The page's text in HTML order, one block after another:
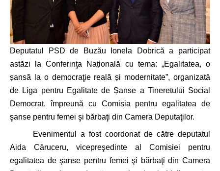
Deputatul PSD de Buzău Ionela Dobrică a participat
astăzi la Conferinţa Națională cu tema: „Egalitatea, o
șansă la o democraţie reală și modernitate”, organizată
de Liga pentru Egalitate de Șanse a Tineretului Social
Democrat, împreună cu Comisia pentru egalitatea de
şanse pentru femei şi bărbaţi din Camera Deputaţilor.
Evenimentul a fost coordonat de către deputatul
Aida Căruceru, vicepreşedinte al Comisiei pentru
egalitatea de şanse pentru femei şi bărbaţi din Camera